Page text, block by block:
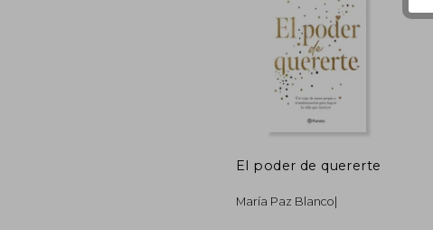
45%
dcto.
El poder de quererte
María Paz Blanco|